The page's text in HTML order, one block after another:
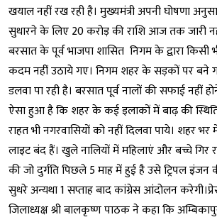
खयाल नहीं रख रही है। मुख्यमंत्री अपनी घोषणा
सुधारने के लिए 20 करोड़ की राशि आज तक जारी
बरसात के पूर्व भाजपा शासित निगम के द्वारा किसी
कदम नहीं उठाये गए। निगम शहर के सड़कों पर बने
डलवा पा रही है। बरसात पूर्व नालों की सफाई नहीं
ऐसा हुआ है कि शहर के कई इलाकों में बाढ़ की
राहत भी नगरवासियों को नहीं दिलवा पाये। शहर
लाइट बंद हैं। खुले नालियों में महिलाएं और बच्चे गिर
की जो दुर्गति पिछले 5 माह में हुई है उसे ट्रिपल इंजन
सुधरे अन्यथा 1 सप्ताह बाद कांग्रेस आंदोलन
जिलाध्यक्ष श्री बालकृष्ण पाठक ने कहा कि